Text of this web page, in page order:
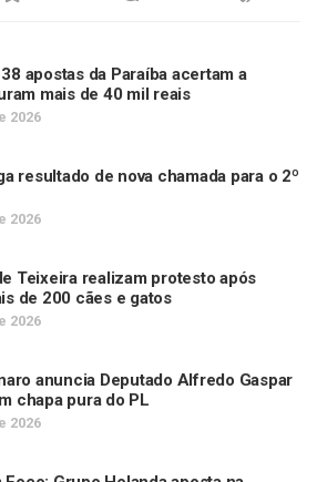
apostas da Paraíba acertam a
mais de 40 mil reais
2026
resultado de nova chamada para o 2º
2026
Teixeira realizam protesto após
de 200 cães e gatos
2026
anuncia Deputado Alfredo Gaspar
chapa pura do PL
2026